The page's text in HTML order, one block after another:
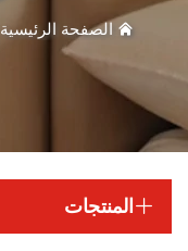
الصفحة الرئيسية
المنتجات